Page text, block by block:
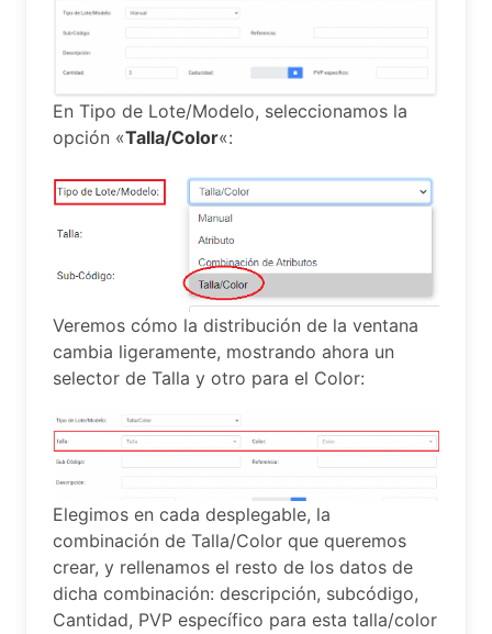
En Tipo de Lote/Modelo, seleccionamos la
opción «Talla/Color«:
Veremos cómo la distribución de la ventana
cambia ligeramente, mostrando ahora un
selector de Talla y otro para el Color:
Elegimos en cada desplegable, la
combinación de Talla/Color que queremos
crear, y rellenamos el resto de los datos de
dicha combinación: descripción, subcódigo,
Cantidad, PVP específico para esta talla/color